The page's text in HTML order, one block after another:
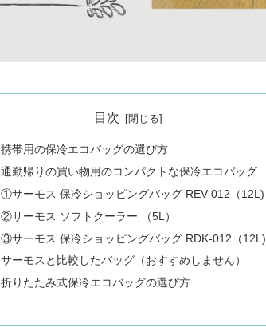
目次
携帯用の保冷エコバッグの選び方
通勤帰りの買い物用のコンパクトな保冷エコバッグ
①サーモス 保冷ショッピングバッグ REV-012（12L)
②サーモス ソフトクーラー （5L）
③サーモス 保冷ショッピングバッグ RDK-012（12L)
サーモスと比較したバッグ（おすすめしません）
折りたたみ式保冷エコバッグの選び方